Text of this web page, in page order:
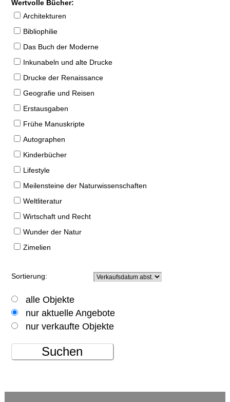
Wertvolle Bücher:
Architekturen
Bibliophilie
Das Buch der Moderne
Inkunabeln und alte Drucke
Drucke der Renaissance
Geografie und Reisen
Erstausgaben
Frühe Manuskripte
Autographen
Kinderbücher
Lifestyle
Meilensteine der Naturwissenschaften
Weltliteratur
Wirtschaft und Recht
Wunder der Natur
Zimelien
Sortierung:
alle Objekte
nur aktuelle Angebote
nur verkaufte Objekte
Suchen